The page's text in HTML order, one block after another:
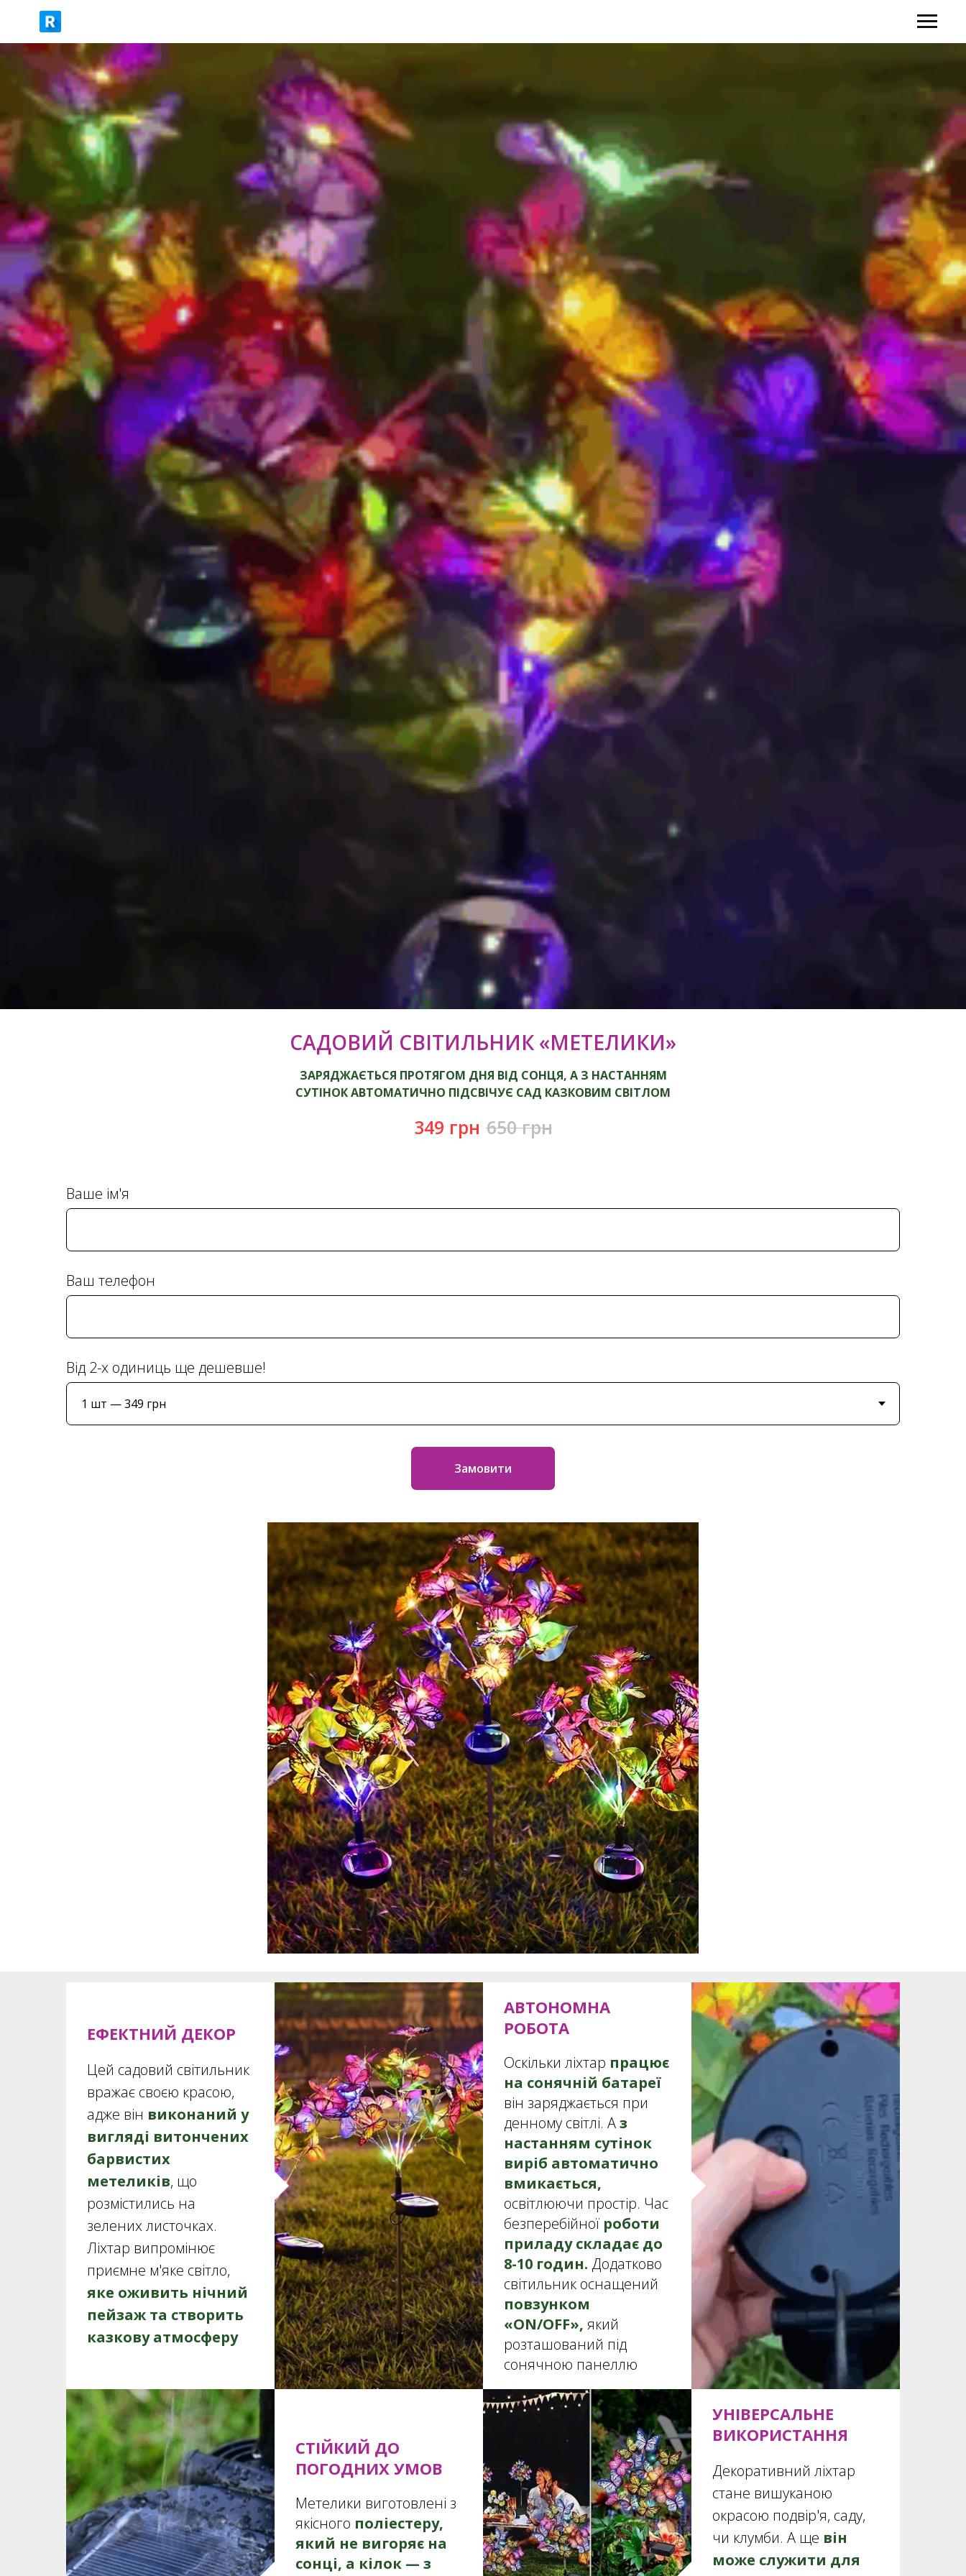
САДОВИЙ СВІТИЛЬНИК «МЕТЕЛИКИ»
ЗАРЯДЖАЄТЬСЯ ПРОТЯГОМ ДНЯ ВІД СОНЦЯ, А З НАСТАННЯМ
СУТІНОК АВТОМАТИЧНО ПІДСВІЧУЄ САД КАЗКОВИМ СВІТЛОМ
349 грн 650 грн
Ваше ім'я
Ваш телефон
Від 2-х одиниць ще дешевше!
Замовити
ЕФЕКТНИЙ ДЕКОР
Цей садовий світильник
вражає своєю красою,
адже він виконаний у
вигляді витончених
барвистих
метеликів, що
розмістились на
зелених листочках.
Ліхтар випромінює
приємне м'яке світло,
яке оживить нічний
пейзаж та створить
казкову атмосферу
АВТОНОМНА
РОБОТА
Оскільки ліхтар працює
на сонячній батареї
він заряджається при
денному світлі. Аз
настанням сутінок
виріб автоматично
вмикається,
освітлюючи простір. Час
безперебійної роботи
приладу складає до
8-10 годин. Додатково
світильник оснащений
повзунком
«ON/OFF», який
розташований під
сонячною панеллю
СТІЙКИЙ ДО
ПОГОДНИХ УМОВ
Метелики виготовлені з
якісного поліестеру,
який не вигоряє на
сонці, а кілок — з
УНІВЕРСАЛЬНЕ
ВИКОРИСТАННЯ
Декоративний ліхтар
стане вишуканою
окрасою подвір'я, саду,
чи клумби. А ще він
може служити для